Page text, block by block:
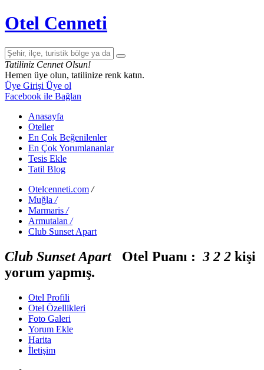
Otel Cenneti
Tatiliniz Cennet Olsun!
Hemen üye olun, tatilinize renk katın.
Üye Girişi Üye ol
Facebook ile Bağlan
Anasayfa
Oteller
En Çok Beğenilenler
En Çok Yorumlananlar
Tesis Ekle
Tatil Blog
Otelcenneti.com /
Muğla /
Marmaris /
Armutalan /
Club Sunset Apart
Club Sunset Apart Otel Puanı : 3 2 2 kişi
yorum yapmış.
Otel Profili
Otel Özellikleri
Foto Galeri
Yorum Ekle
Harita
İletişim